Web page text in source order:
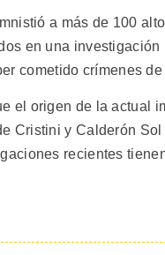
a más de 100
en una
cometido crímenes
el origen de la actual
Cristini y Calderón
recientes